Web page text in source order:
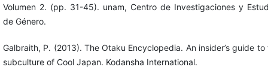
Volumen 2. (pp. 31-45). unam, Centro de Investigaciones y
de Género.
Galbraith, P. (2013). The Otaku Encyclopedia. An insider’s guide to
subculture of Cool Japan. Kodansha International.